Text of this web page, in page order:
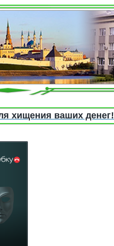
хищения ваших денег!